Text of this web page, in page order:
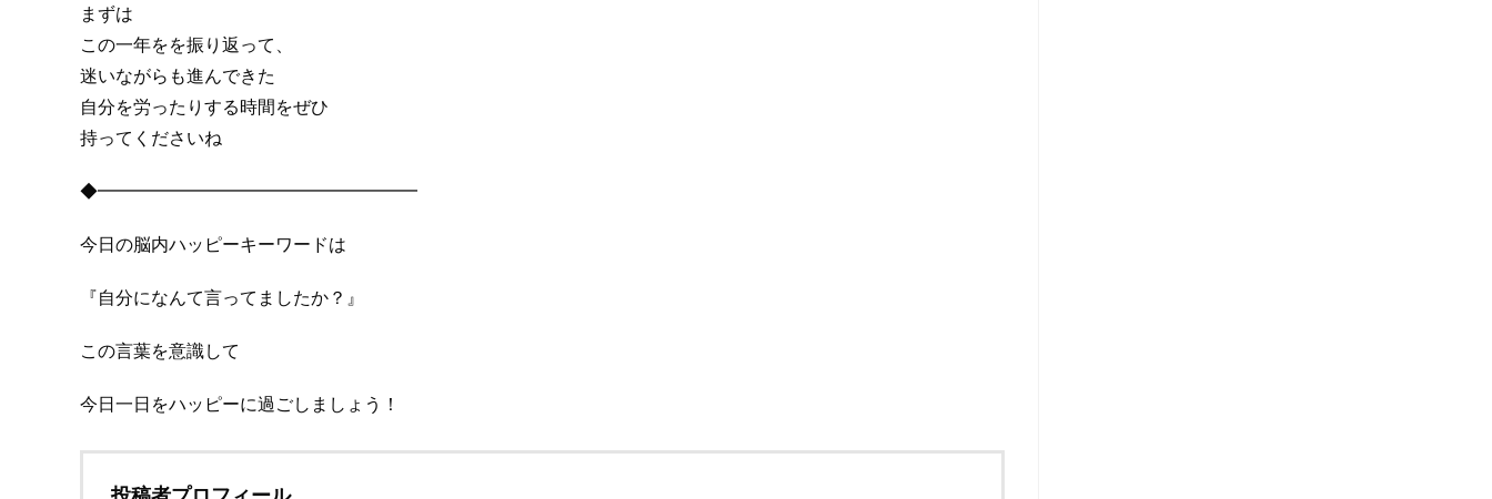
まずは
この一年をを振り返って、
迷いながらも進んできた
自分を労ったりする時間をぜひ
持ってくださいね
◆━━━━━━━━━━━━━━━━━━
今日の脳内ハッピーキーワードは
『自分になんて言ってましたか？』
この言葉を意識して
今日一日をハッピーに過ごしましょう！